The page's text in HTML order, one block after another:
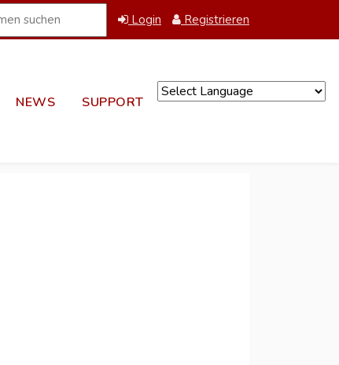
Login Registrieren
NEWS SUPPORT